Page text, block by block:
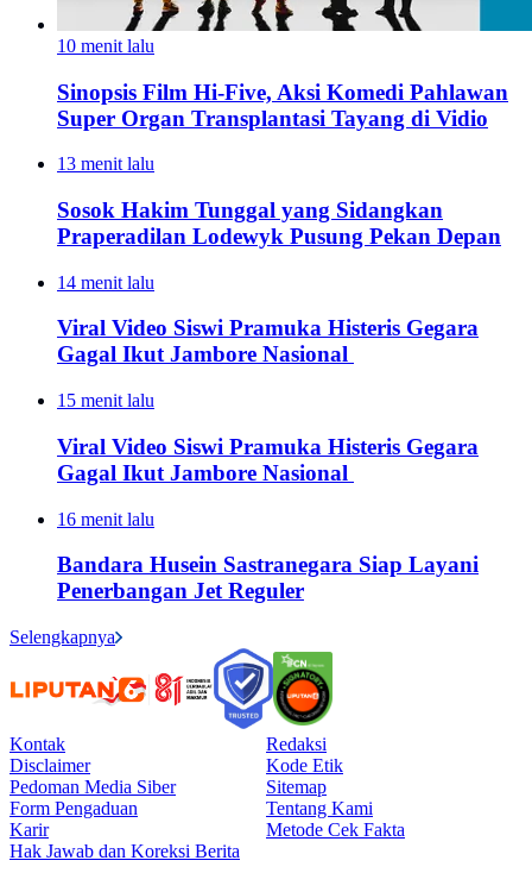
10 menit lalu
Sinopsis Film Hi-Five, Aksi Komedi Pahlawan
Super Organ Transplantasi Tayang di Vidio
13 menit lalu
Sosok Hakim Tunggal yang Sidangkan
Praperadilan Lodewyk Pusung Pekan Depan
14 menit lalu
Viral Video Siswi Pramuka Histeris Gegara
Gagal Ikut Jambore Nasional
15 menit lalu
Viral Video Siswi Pramuka Histeris Gegara
Gagal Ikut Jambore Nasional
16 menit lalu
Bandara Husein Sastranegara Siap Layani
Penerbangan Jet Reguler
Selengkapnya
Kontak
Redaksi
Disclaimer
Kode Etik
Pedoman Media Siber
Sitemap
Form Pengaduan
Tentang Kami
Karir
Metode Cek Fakta
Hak Jawab dan Koreksi Berita